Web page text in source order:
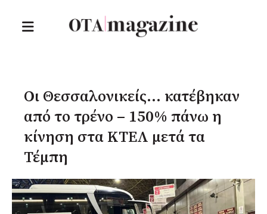
Οι Θεσσαλονικείς… κατέβηκαν
από το τρένο – 150% πάνω η
κίνηση στα ΚΤΕΛ μετά τα
Τέμπη